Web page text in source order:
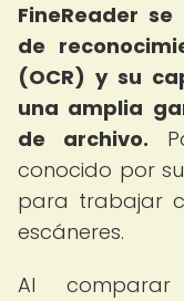
FineReader
de
(OCR) y su
una amplia
de archivo.
conocido por
para trabajar
escáneres.
Al comparar